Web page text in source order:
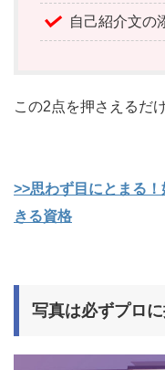
自己紹介文の
この2点を押さえるだ
>>思わず目にとまる
きる資格
写真は必ずプロ